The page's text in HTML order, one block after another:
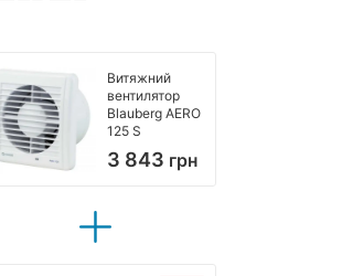
Витяжний
вентилятор
Blauberg AERO
125 S
3 843 грн